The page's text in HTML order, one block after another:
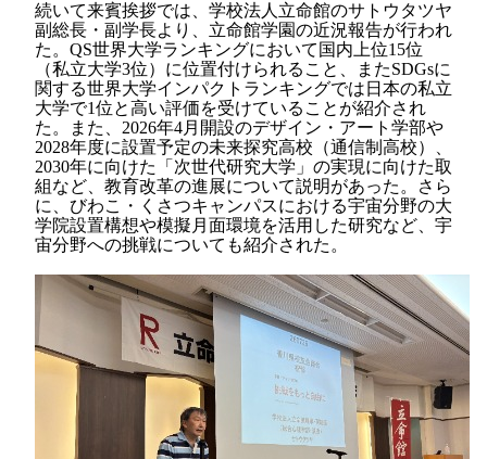
続いて来賓挨拶では、学校法人立命館のサトウタツヤ
副総長・副学長より、立命館学園の近況報告が行われ
た。 QS世界大学ランキングにおいて国内上位15位
（私立大学3位）に位置付けられること、またSDGsに
関する世界大学インパクトランキングでは日本の私立
大学で1位と高い評価を受けていることが紹介され
た。また、 2026年4月開設のデザイン・アート学部や
2028年度に設置予定の未来探究高校（通信制高校）、
2030年に向けた「次世代研究大学」の実現に向けた取
組など、教育改革の進展について説明があった。さら
に、びわこ・くさつキャンパスにおける宇宙分野の大
学院設置構想や模擬月面環境を活用した研究など、宇
宙分野への挑戦についても紹介された。